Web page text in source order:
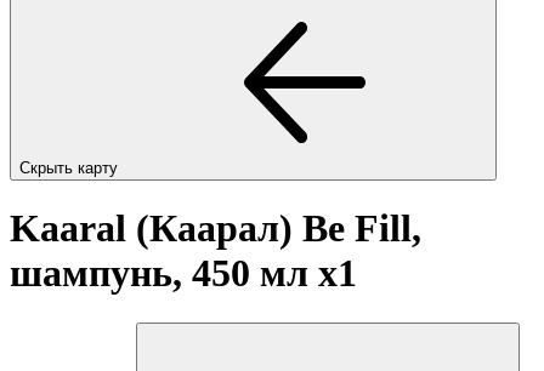
Скрыть карту
Kaaral (Каарал) Be Fill,
шампунь, 450 мл x1